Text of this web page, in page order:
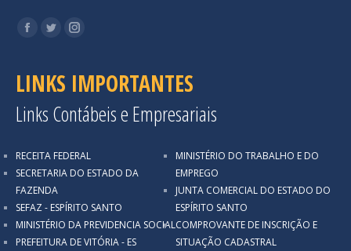
Encontre-nos em:
Facebook
TwitterInstagram
LINKS IMPORTANTES
Links Contábeis e Empresariais
RECEITA FEDERAL
SECRETARIA DO ESTADO DA
FAZENDA
SEFAZ - ESPÍRITO SANTO
MINISTÉRIO DA PREVIDENCIA SOCIAL
PREFEITURA DE VITÓRIA - ES
MINISTÉRIO DO TRABALHO E DO
EMPREGO
JUNTA COMERCIAL DO ESTADO DO
ESPÍRITO SANTO
COMPROVANTE DE INSCRIÇÃO E
SITUAÇÃO CADASTRAL